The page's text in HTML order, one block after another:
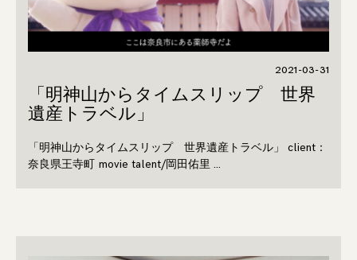
2021-03-31
「明神山からタイムスリップ 世界
遺産トラベル」
「明神山からタイムスリップ 世界遺産トラベル」 client：
奈良県王寺町 movie talent/岡田佑里 …